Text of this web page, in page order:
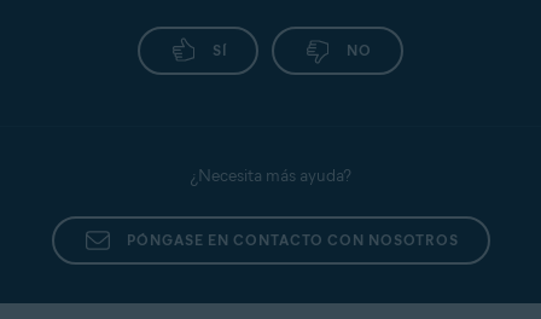
SÍ NO
¿Necesita más ayuda?
PÓNGASE EN CONTACTO CON NOSOTROS